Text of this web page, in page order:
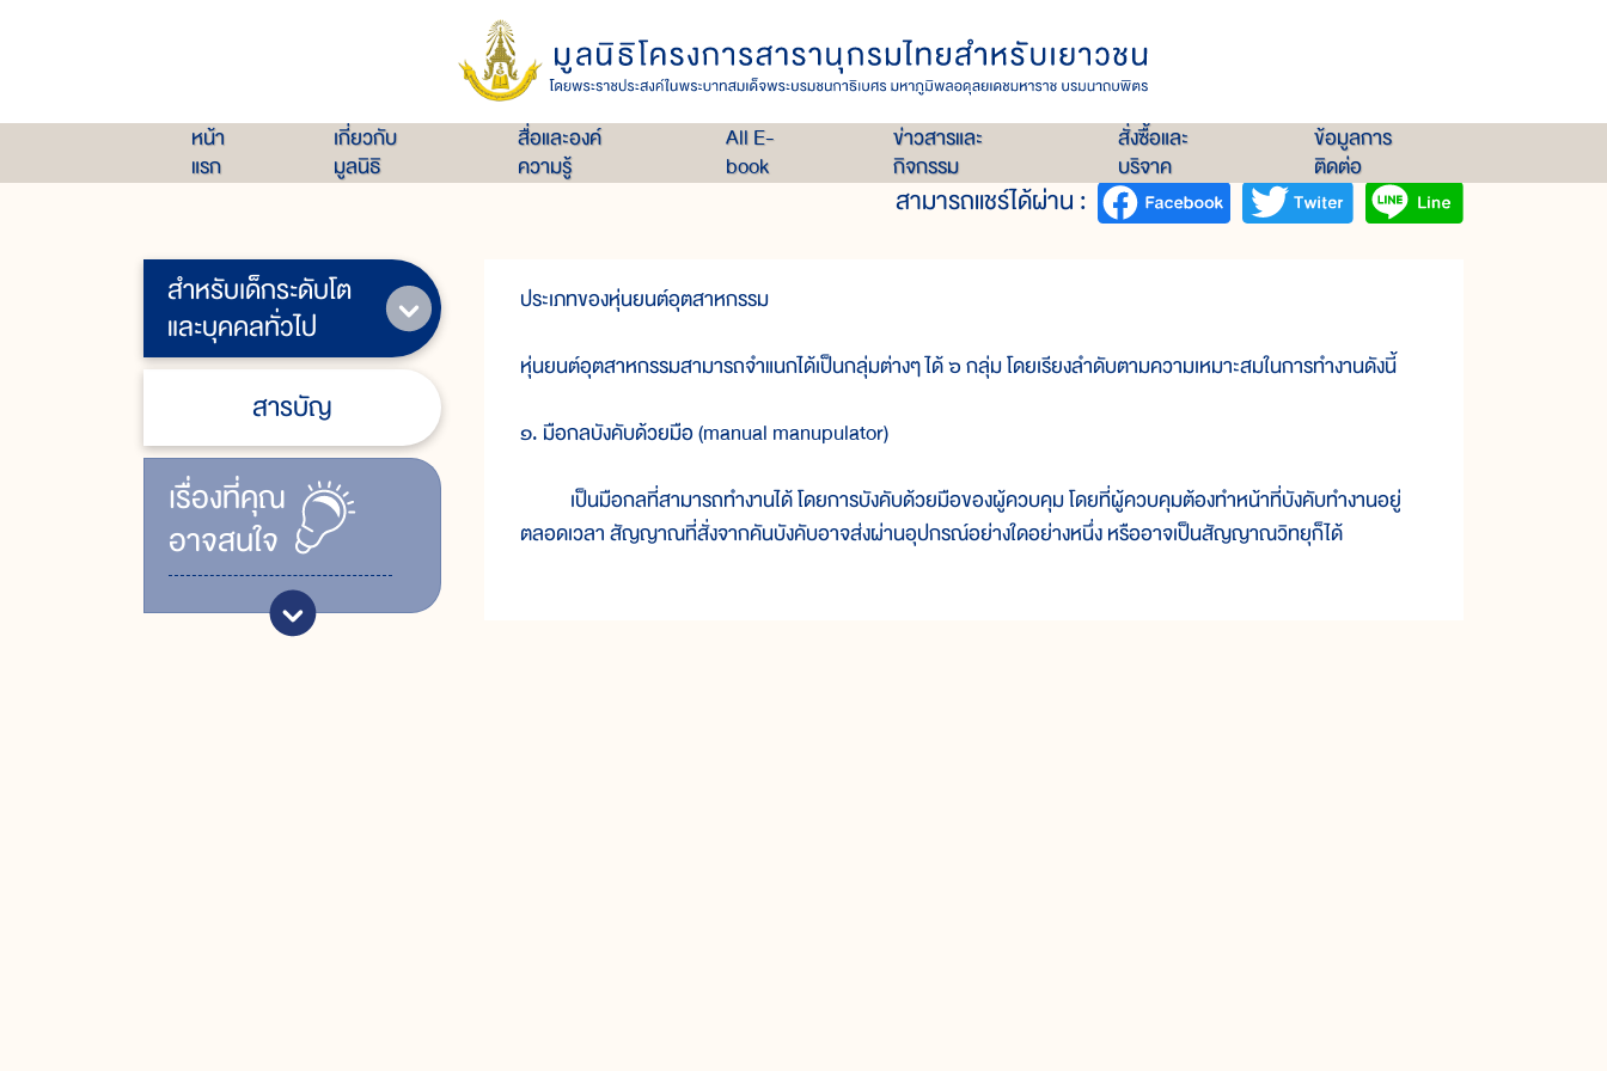
หน้า
แรก
เกี่ยวกับ
มูลนิธิ
สื่อและองค์
ความรู้
All E-
book
ข่าวสารและ
กิจกรรม
สั่งซื้อและ
บริจาค
ข้อมูลการ
ติดต่อ
เล่ม 11
หุ่นยนต์อุตสาหกรรม
สามารถแชร์ได้ผ่าน :
สำหรับเด็กระดับโต
และบุคคลทั่วไป
สารบัญ
เรื่ิองที่คุณ
อาจสนใจ
ประเภทของหุ่นยนต์อุตสาหกรรม
หุ่นยนต์อุตสาหกรรมสามารถจำแนกได้เป็นกลุ่มต่างๆ ได้ ๖ กลุ่ม โดยเรียงลำดับตามความเหมาะสมในการทำงานดังนี้
๑. มือกลบังคับด้วยมือ (manual manupulator)
เป็นมือกลที่สามารถทำงานได้ โดยการบังคับด้วยมือของผู้ควบคุม โดยที่ผู้ควบคุมต้องทำหน้าที่บังคับทำงานอยู่
ตลอดเวลา สัญญาณที่สั่งจากคันบังคับอาจส่งผ่านอุปกรณ์อย่างใดอย่างหนึ่ง หรืออาจเป็นสัญญาณวิทยุก็ได้